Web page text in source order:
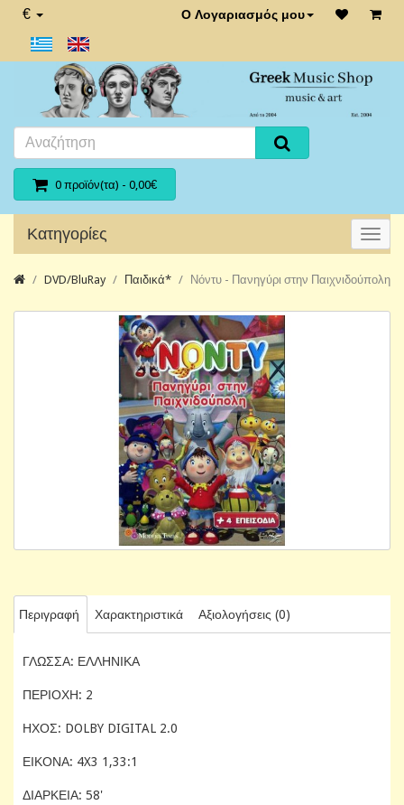
€ Ο Λογαριασμός μου
0 προϊόν(τα) - 0,00€
Κατηγορίες
DVD/BluRay Παιδικά* Νόντυ - Πανηγύρι στην Παιχνιδούπολη
Περιγραφή Χαρακτηριστικά Αξιολογήσεις (0)
ΓΛΩΣΣΑ: ΕΛΛΗΝΙΚΑ
ΠΕΡΙΟΧΗ: 2
ΗΧΟΣ: DOLBY DIGITAL 2.0
ΕΙΚΟΝΑ: 4X3 1,33:1
ΔΙΑΡΚΕΙΑ: 58'